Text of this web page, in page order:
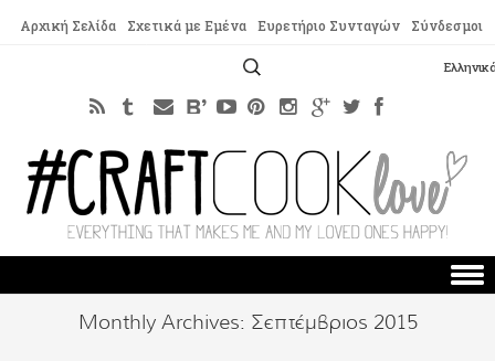
Αρχική Σελίδα Σχετικά με Εμένα Ευρετήριο Συνταγών Σύνδεσμοι
Αναζήτηση
Monthly Archives: Σεπτέμβριος 2015